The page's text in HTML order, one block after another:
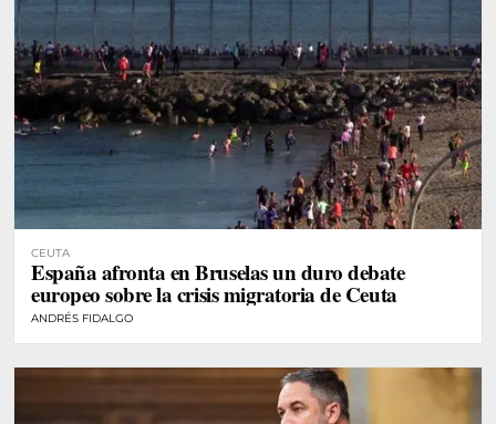
CEUTA
España afronta en Bruselas un duro debate
europeo sobre la crisis migratoria de Ceuta
ANDRÉS FIDALGO